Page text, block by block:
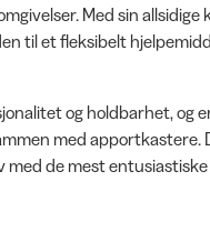
Med sin
til et fleksibelt
og holdbarhet, og
med
de mest